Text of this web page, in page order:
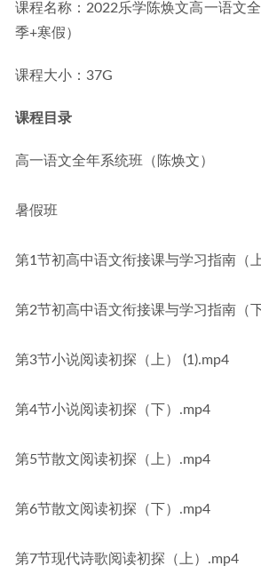
课程名称：2022乐学陈焕文高一语文
季+寒假）
课程大小：37G
课程目录
高一语文全年系统班（陈焕文）
暑假班
第1节初高中语文衔接课与学习指南（
第2节初高中语文衔接课与学习指南（
第3节小说阅读初探（上） (1).mp4
第4节小说阅读初探（下）.mp4
第5节散文阅读初探（上）.mp4
第6节散文阅读初探（下）.mp4
第7节现代诗歌阅读初探（上）.mp4